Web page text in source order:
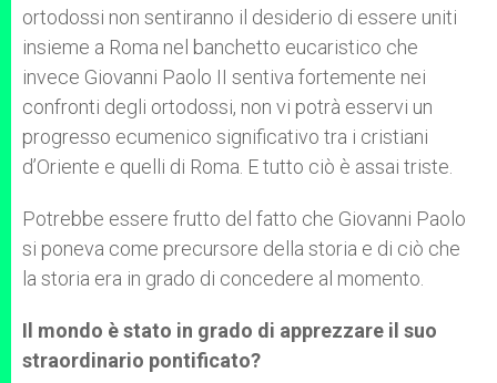
ortodossi non sentiranno il desiderio di essere uniti
insieme a Roma nel banchetto eucaristico che
invece Giovanni Paolo II sentiva fortemente nei
confronti degli ortodossi, non vi potrà esservi un
progresso ecumenico significativo tra i cristiani
d’Oriente e quelli di Roma. E tutto ciò è assai triste.
Potrebbe essere frutto del fatto che Giovanni Paolo
si poneva come precursore della storia e di ciò che
la storia era in grado di concedere al momento.
Il mondo è stato in grado di apprezzare il suo
straordinario pontificato?